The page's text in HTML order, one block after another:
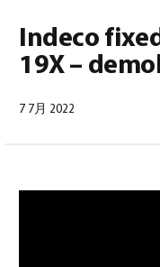
日本語( 日本語)
Indeco
19X –
7 7月 2022